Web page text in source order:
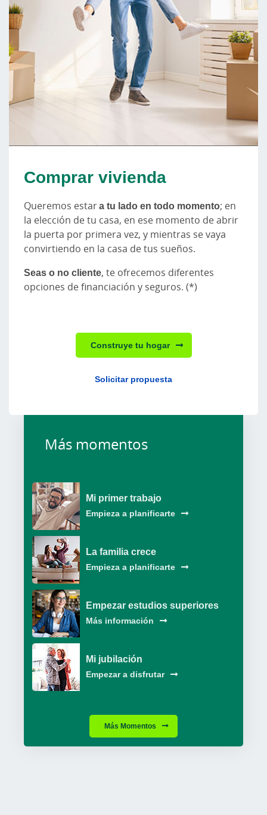
Comprar vivienda
Queremos estara tu lado en todo momento; en
la elección de tu casa, en ese momento de abrir
la puerta por primera vez, y mientras se vaya
convirtiendo en la casa de tus sueños.
Seas o no cliente, te ofrecemos diferentes
opciones de financiación y seguros. (*)
Construye tu hogar
Solicitar propuesta
Más momentos
Mi primer trabajo
Empieza a planificarte
La familia crece
Empieza a planificarte
Empezar estudios superiores
Más información
Mi jubilación
Empezar a disfrutar
Más Momentos